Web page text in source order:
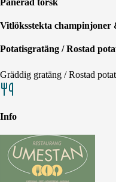
Vitlöksstekta champinjoner
Potatisgratäng / Rostad
Gräddig gratäng / Rostad
Info